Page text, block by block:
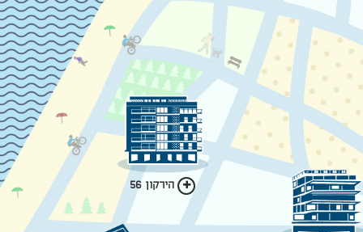
הירקון 56